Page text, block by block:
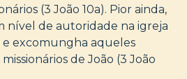
(3 João 10a). Pior ainda,
nível de autoridade na igreja
e excomungha aqueles
de João (3 João